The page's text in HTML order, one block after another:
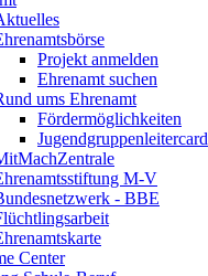
Projekt anmelden
Ehrenamt suchen
ums Ehrenamt
Fördermöglichkeiten
Jugendgruppenleitercard
M-V
- BBE
Center